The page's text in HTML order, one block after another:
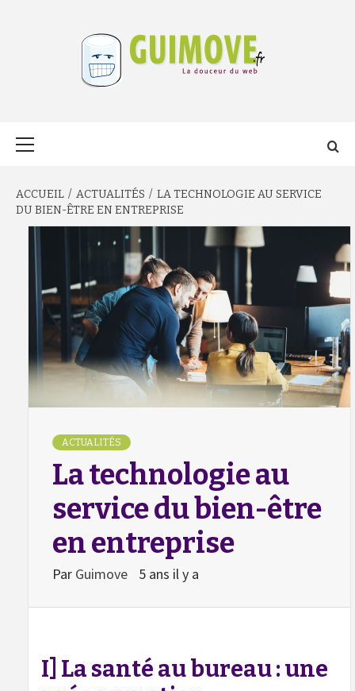
ACCUEIL ACTUALITÉS
LA TECHNOLOGIE AU SERVICE
DU BIEN-ÊTRE EN ENTREPRISE
ACTUALITÉS
La technologie au
service du bien-être
en entreprise
Par Guimove 5 ans il y a
I] La santé au bureau : une